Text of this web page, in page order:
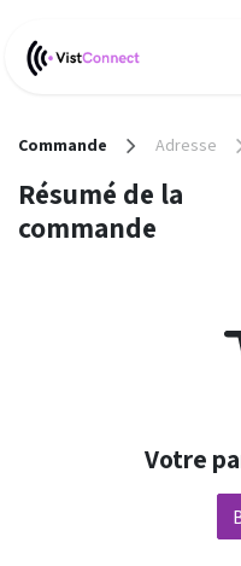
Commande Adresse
Résumé de la
commande
Votre